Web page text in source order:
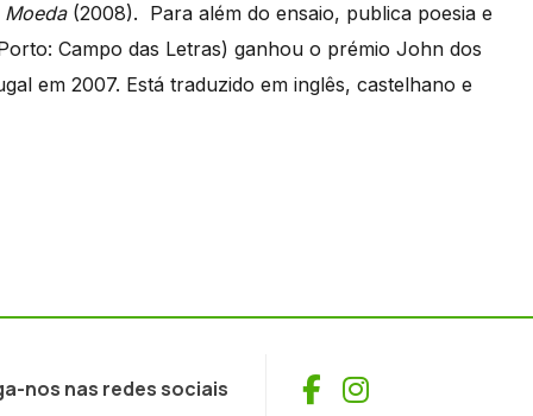
Moeda(2008). Para além do ensaio, publica poesia e
Campo das Letras) ganhou o prémio John dos
em 2007. Está traduzido em inglês, castelhano e
nos nas redes sociais Facebook
Instagram